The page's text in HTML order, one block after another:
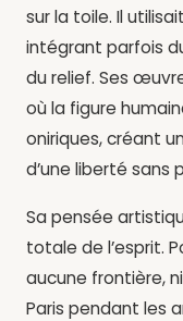
sur la toile. Il
intégrant parfois
du relief. Ses
où la figure
oniriques, créant
d’une liberté sans
Sa pensée
totale de l’esprit.
aucune frontière,
Paris pendant les